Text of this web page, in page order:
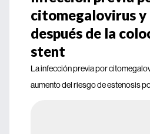
citomegalovirus y
después de la
stent
La infección previa por
aumento del riesgo de estenosis